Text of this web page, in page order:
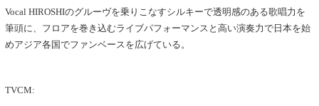
Vocal HIROSHIのグルーヴを乗りこなすシルキーで透明感のある歌唱力を
筆頭に、フロアを巻き込むライブパフォーマンスと高い演奏力で日本を始
めアジア各国でファンベースを広げている。
TVCM: